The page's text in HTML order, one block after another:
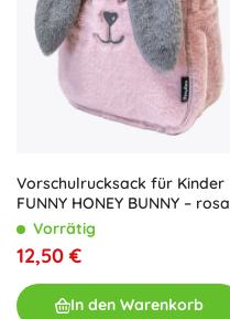
Vorschulrucksack für Kinder
FUNNY HONEY BUNNY – rosa
Plüschhäschen
Vorrätig
12,50 €
In den Warenkorb